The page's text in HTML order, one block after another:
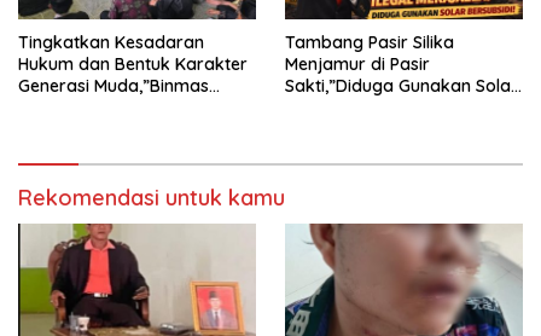
Tingkatkan Kesadaran
Hukum dan Bentuk Karakter
Generasi Muda,”Binmas
Tambang Pasir Silika
Menjamur di Pasir
Sakti,”Diduga Gunakan Solar
Rekomendasi untuk kamu